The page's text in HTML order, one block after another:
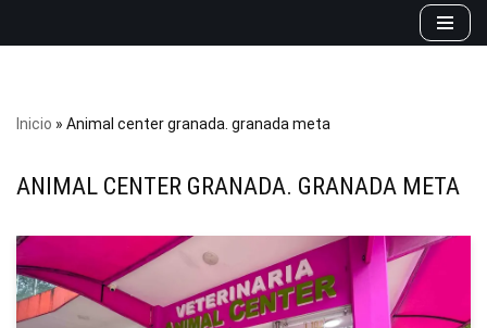
Inicio » Animal center granada. granada meta
ANIMAL CENTER GRANADA. GRANADA META